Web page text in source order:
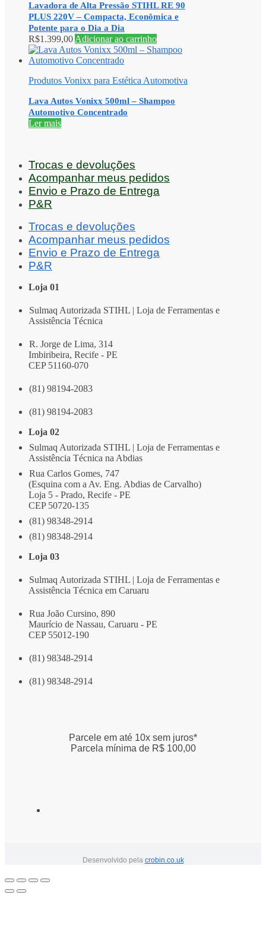
Lavadora de Alta Pressão STIHL RE 90
PLUS 220V – Compacta, Econômica e
Potente para o Dia a Dia
R$1.399,00 Adicionar ao carrinho
Produtos Vonixx para Estética Automotiva
Lava Autos Vonixx 500ml – Shampoo
Automotivo Concentrado
Ler mais
Trocas e devoluções
Acompanhar meus pedidos
Envio e Prazo de Entrega
P&R
Trocas e devoluções
Acompanhar meus pedidos
Envio e Prazo de Entrega
P&R
Loja 01
Sulmaq Autorizada STIHL | Loja de Ferramentas e
Assistência Técnica
R. Jorge de Lima, 314
Imbiribeira, Recife - PE
CEP 51160-070
(81) 98194-2083
(81) 98194-2083
Loja 02
Sulmaq Autorizada STIHL | Loja de Ferramentas e
Assistência Técnica na Abdias
Rua Carlos Gomes, 747
(Esquina com a Av. Eng. Abdias de Carvalho)
Loja 5 - Prado, Recife - PE
CEP 50720-135
(81) 98348-2914
(81) 98348-2914
Loja 03
Sulmaq Autorizada STIHL | Loja de Ferramentas e
Assistência Técnica em Caruaru
Rua João Cursino, 890
Maurício de Nassau, Caruaru - PE
CEP 55012-190
(81) 98348-2914
(81) 98348-2914
Parcele em até 10x sem juros*
Parcela mínima de R$ 100,00
Desenvolvido pela crobin.co.uk